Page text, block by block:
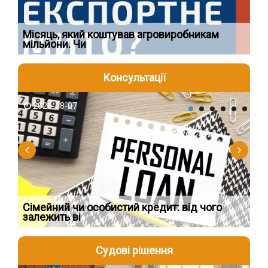
Місяць, який коштував агровиробникам
мільйони. Чи
Консультації
2026-08-07
Сімейний чи особистий кредит: від чого
залежить ві
Судові рішення